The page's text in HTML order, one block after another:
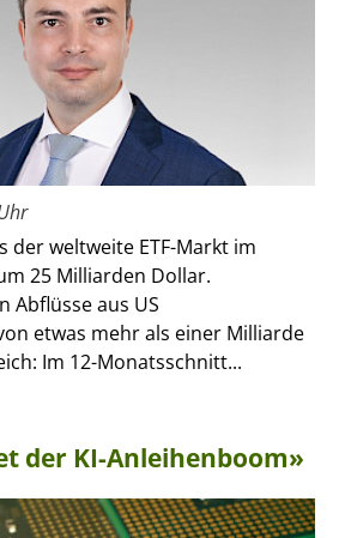
der weltweite ETF-Markt im
25 Milliarden Dollar.
Abflüsse aus US
etwas mehr als einer Milliarde
Im 12-Monatsschnitt...
der KI-Anleihenboom»